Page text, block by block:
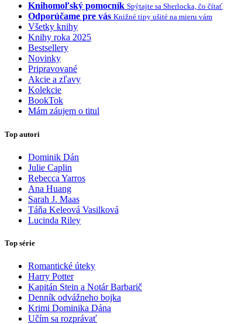
Knihomoľský pomocník Spýtajte sa Sherlocka, čo čítať
Odporúčame pre vás Knižné tipy ušité na mieru vám
Všetky knihy
Knihy roka 2025
Bestsellery
Novinky
Pripravované
Akcie a zľavy
Kolekcie
BookTok
Mám záujem o titul
Top autori
Dominik Dán
Julie Caplin
Rebecca Yarros
Ana Huang
Sarah J. Maas
Táňa Keleová Vasilková
Lucinda Riley
Top série
Romantické úteky
Harry Potter
Kapitán Stein a Notár Barbarič
Denník odvážneho bojka
Krimi Dominika Dána
Učím sa rozprávať